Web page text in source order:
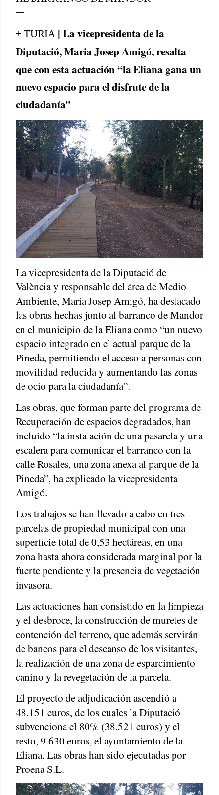
+ TURIA | La vicepresidenta de la
Diputació, Maria Josep Amigó, resalta
que con esta actuación “la Eliana gana un
nuevo espacio para el disfrute de la
ciudadanía”
La vicepresidenta de la Diputació de
València y responsable del área de Medio
Ambiente, Maria Josep Amigó, ha destacado
las obras hechas junto al barranco de Mandor
en el municipio de la Eliana como “un nuevo
espacio integrado en el actual parque de la
Pineda, permitiendo el acceso a personas con
movilidad reducida y aumentando las zonas
de ocio para la ciudadanía”.
Las obras, que forman parte del programa de
Recuperación de espacios degradados, han
incluido “la instalación de una pasarela y una
escalera para comunicar el barranco con la
calle Rosales, una zona anexa al parque de la
Pineda”, ha explicado la vicepresidenta
Amigó.
Los trabajos se han llevado a cabo en tres
parcelas de propiedad municipal con una
superficie total de 0,53 hectáreas, en una
zona hasta ahora considerada marginal por la
fuerte pendiente y la presencia de vegetación
invasora.
Las actuaciones han consistido en la limpieza
y el desbroce, la construcción de muretes de
contención del terreno, que además servirán
de bancos para el descanso de los visitantes,
la realización de una zona de esparcimiento
canino y la revegetación de la parcela.
El proyecto de adjudicación ascendió a
48.151 euros, de los cuales la Diputació
subvenciona el 80% (38.521 euros) y el
resto, 9.630 euros, el ayuntamiento de la
Eliana. Las obras han sido ejecutadas por
Proena S.L.